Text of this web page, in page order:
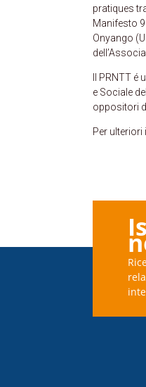
pratiques
Manifesto
Onyango
Il PRNTT é
e Sociale
oppositori
Per